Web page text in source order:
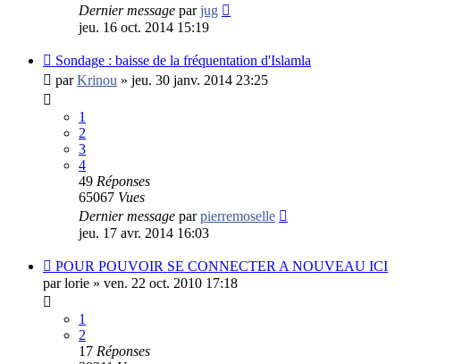
Dernier message parjug
jeu. 16 oct. 2014 15:19
Sondage : baisse de la fréquentation d'Islamla
parKrinou » jeu. 30 janv. 2014 23:25
1
2
3
4
49 Réponses
65067 Vues
Dernier message parpierremoselle
jeu. 17 avr. 2014 16:03
POUR POUVOIR SE CONNECTER A NOUVEAU ICI
parlorie » ven. 22 oct. 2010 17:18
1
2
17 Réponses